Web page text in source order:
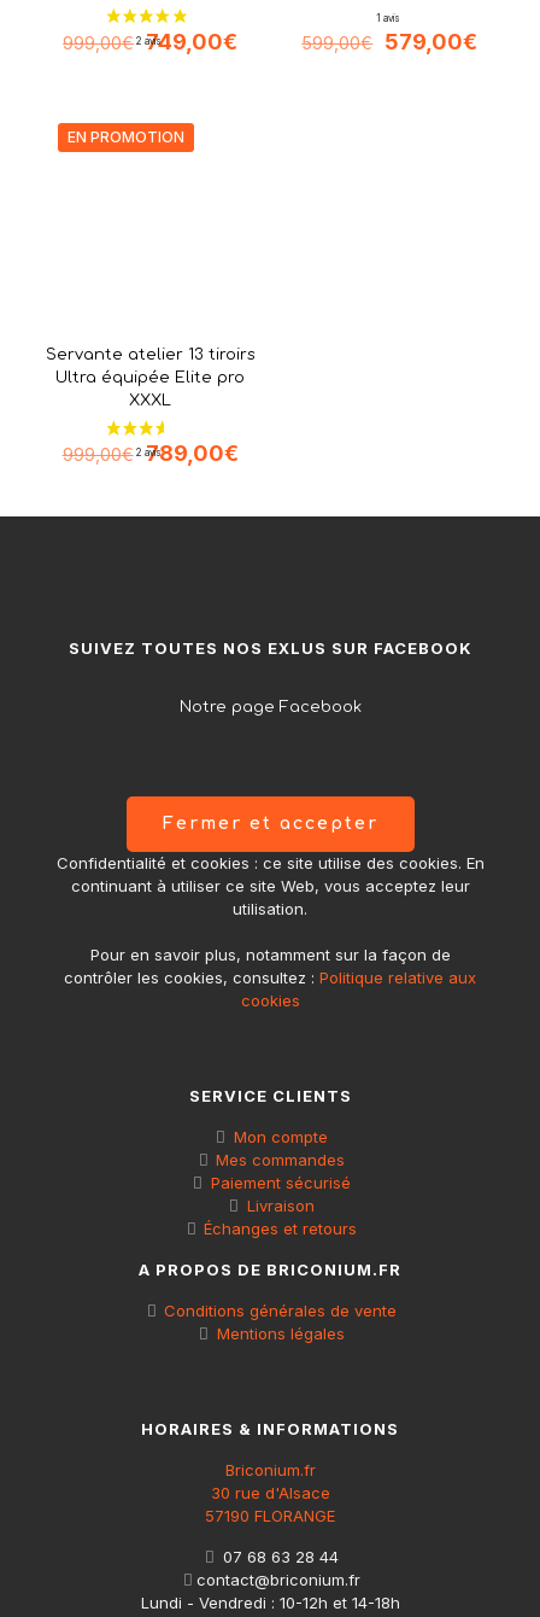
999,00€ Le
999,00€.
749,00€ 599,00€
Le
579,00€
EN PROMOTION
Servante atelier 13 tiroirs
Ultra équipée Elite pro
XXXL
999,00€ Le
était :
789,00€Le
est :
SUIVEZ TOUTES NOS EXLUS SUR FACEBOOK
Notre page Facebook
Confidentialité et cookies : ce site utilise des cookies. En
continuant à utiliser ce site Web, vous acceptez leur
utilisation.
Pour en savoir plus, notamment sur la façon de
contrôler les cookies, consultez : Politique relative aux
cookies
SERVICE CLIENTS
Mon compte
Mes commandes
Paiement sécurisé
Livraison
Échanges et retours
A PROPOS DE BRICONIUM.FR
Conditions générales de vente
Mentions légales
HORAIRES & INFORMATIONS
Briconium.fr
30 rue d'Alsace
57190 FLORANGE
07 68 63 28 44
contact@briconium.fr
Lundi - Vendredi : 10-12h et 14-18h